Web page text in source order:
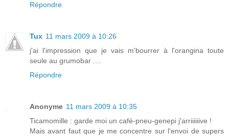
Répondre
Tux 11 mars 2009 à 10:26
j'ai l'impression que je vais m'bourrer à l'orangina toute
seule au grumobar ....
Répondre
Anonyme 11 mars 2009 à 10:35
Ticamomille : garde moi un café-pneu-genepi j'arriiiiiive !
Mais avant faut que je me concentre sur l'envoi de supers